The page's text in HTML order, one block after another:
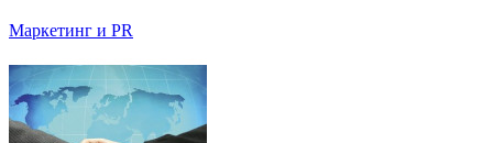
Маркетинг и PR